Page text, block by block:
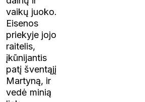
vaikų juoko.
Eisenos
priekyje jojo
raitelis,
įkūnijantis
patį šventąjį
Martyną, ir
vedė minią